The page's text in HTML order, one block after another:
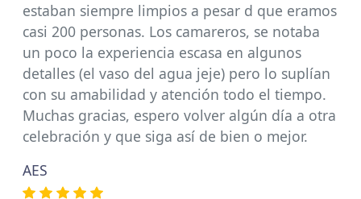
estaban siempre limpios a pesar d que eramos
casi 200 personas. Los camareros, se notaba
un poco la experiencia escasa en algunos
detalles (el vaso del agua jeje) pero lo suplían
con su amabilidad y atención todo el tiempo.
Muchas gracias, espero volver algún día a otra
celebración y que siga así de bien o mejor.
AES